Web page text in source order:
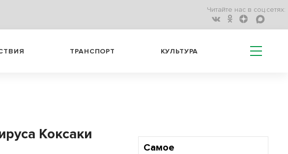
Читайте нас в соц.сетях:
ТРАНСПОРТ КУЛЬТУРА
Коксаки
Самое